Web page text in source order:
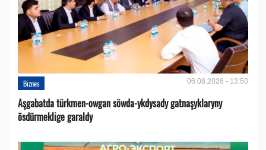
Biznes 06.08.2026 - 13:50
Aşgabatda türkmen-owgan söwda-ykdysady gatnaşyklaryny
ösdürmeklige garaldy